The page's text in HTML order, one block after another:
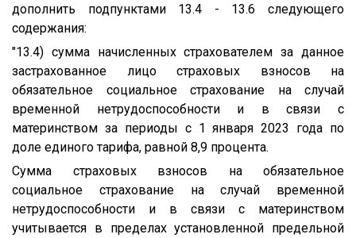
дополнить подпунктами 13.4 - 13.6 следующего
содержания:
"13.4) сумма начисленных страхователем за данное
застрахованное лицо страховых взносов на
обязательное социальное страхование на случай
временной нетрудоспособности и в связи с
материнством за периоды с 1 января 2023 года по
доле единого тарифа, равной 8,9 процента.
Сумма страховых взносов на обязательное
социальное страхование на случай временной
нетрудоспособности и в связи с материнством
учитывается в пределах установленной предельной